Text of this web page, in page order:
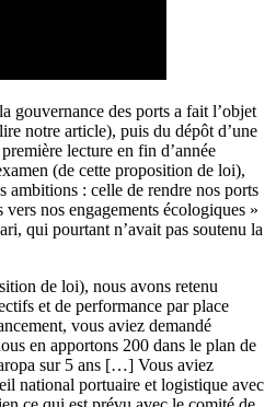
gouvernance des ports a fait l’objet
ire notre article), puis du dépôt d’une
lecture en fin d’année
(de cette proposition de loi),
ambitions : celle de rendre nos ports
nos engagements écologiques »
qui pourtant n’avait pas soutenu la
de loi), nous avons retenu
et de performance par place
vous aviez demandé
en apportons 200 dans le plan de
sur 5 ans […] Vous aviez
national portuaire et logistique avec